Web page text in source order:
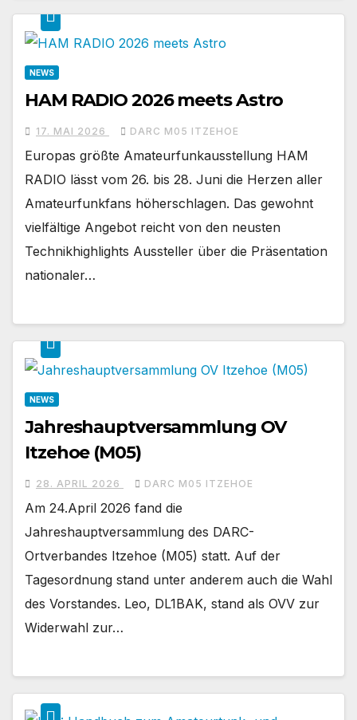
NEWS
HAM RADIO 2026 meets Astro
17. MAI 2026 DARC M05 ITZEHOE
Europas größte Amateurfunkausstellung HAM
RADIO lässt vom 26. bis 28. Juni die Herzen aller
Amateurfunkfans höherschlagen. Das gewohnt
vielfältige Angebot reicht von den neusten
Technikhighlights Aussteller über die Präsentation
nationaler…
NEWS
Jahreshauptversammlung OV
Itzehoe (M05)
28. APRIL 2026 DARC M05 ITZEHOE
Am 24.April 2026 fand die
Jahreshauptversammlung des DARC-
Ortverbandes Itzehoe (M05) statt. Auf der
Tagesordnung stand unter anderem auch die Wahl
des Vorstandes. Leo, DL1BAK, stand als OVV zur
Widerwahl zur…